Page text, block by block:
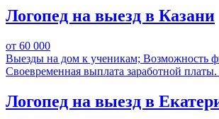
Логопед на выезд в Казани
от 60 000
Выезды на дом к ученикам; Возможность
Своевременная выплата заработной платы.
Логопед на выезд в